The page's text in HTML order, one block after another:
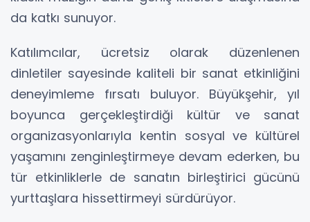
da katkı sunuyor.
Katılımcılar, ücretsiz olarak düzenlenen
dinletiler sayesinde kaliteli bir sanat etkinliğini
deneyimleme fırsatı buluyor. Büyükşehir, yıl
boyunca gerçekleştirdiği kültür ve sanat
organizasyonlarıyla kentin sosyal ve kültürel
yaşamını zenginleştirmeye devam ederken, bu
tür etkinliklerle de sanatın birleştirici gücünü
yurttaşlara hissettirmeyi sürdürüyor.